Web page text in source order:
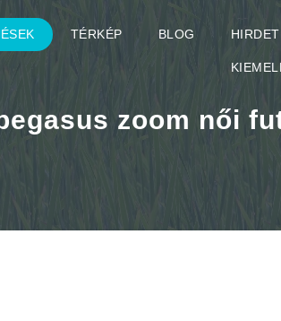
TÉRKÉP BLOG
zoom női